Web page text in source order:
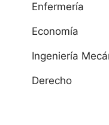
Enfermería
Economía
Ingeniería
Derecho